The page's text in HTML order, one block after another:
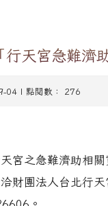
行天宮急難濟
04 | 點閱數： 276
宮之急難濟助相關
財團法人台北行天
。